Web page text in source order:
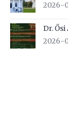
2026-
Dr.
2026-